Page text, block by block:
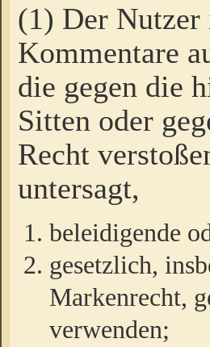
(1) Der
Kommentare
die gegen die
Sitten oder
Recht
untersagt,
beleidigende
gesetzlich,
Markenrecht,
verwenden;